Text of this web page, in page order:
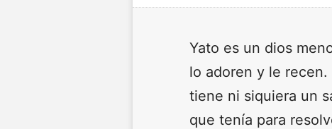
Yato es un dios
lo adoren y le
tiene ni siquiera un
que tenía para